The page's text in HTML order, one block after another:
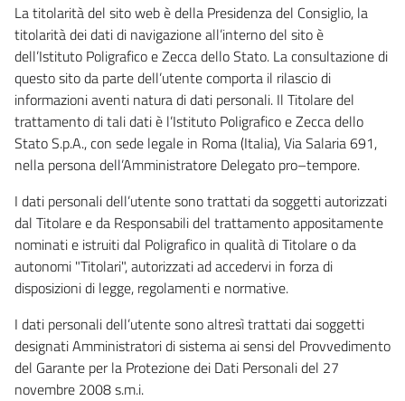
La titolarità del sito web è della Presidenza del Consiglio, la
titolarità dei dati di navigazione all’interno del sito è
dell’Istituto Poligrafico e Zecca dello Stato. La consultazione di
questo sito da parte dell’utente comporta il rilascio di
informazioni aventi natura di dati personali. Il Titolare del
trattamento di tali dati è l’Istituto Poligrafico e Zecca dello
Stato S.p.A., con sede legale in Roma (Italia), Via Salaria 691,
nella persona dell’Amministratore Delegato pro–tempore.
I dati personali dell’utente sono trattati da soggetti autorizzati
dal Titolare e da Responsabili del trattamento appositamente
nominati e istruiti dal Poligrafico in qualità di Titolare o da
autonomi "Titolari", autorizzati ad accedervi in forza di
disposizioni di legge, regolamenti e normative.
I dati personali dell’utente sono altresì trattati dai soggetti
designati Amministratori di sistema ai sensi del Provvedimento
del Garante per la Protezione dei Dati Personali del 27
novembre 2008 s.m.i.